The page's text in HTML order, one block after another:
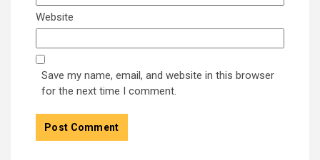
Website
Save my name, email, and website in this browser
for the next time I comment.